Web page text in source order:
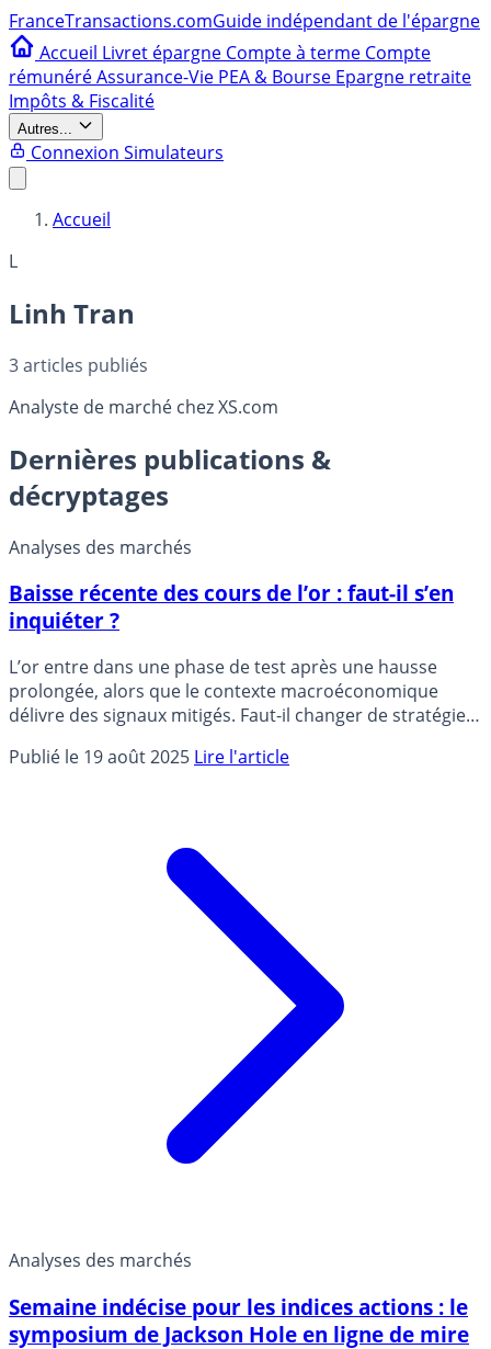
FranceTransactions.comGuide indépendant de l'épargne
Accueil Livret épargne Compte à terme Compte
rémunéréAssurance-Vie PEA & Bourse Epargne retraite
Impôts & Fiscalité
Autres...
Connexion Simulateurs
Accueil
L
Linh Tran
3articles publiés
Analyste de marché chez XS.com
Dernières publications &
décryptages
Analyses des marchés
Baisse récente des cours de l’or : faut-il s’en
inquiéter ?
L’or entre dans une phase de test après une hausse
prolongée, alors que le contexte macroéconomique
délivre des signaux mitigés. Faut-il changer de stratégie
Publié le 19 août 2025 Lire l'article
Analyses des marchés
Semaine indécise pour les indices actions : le
symposium de Jackson Hole en ligne de mire